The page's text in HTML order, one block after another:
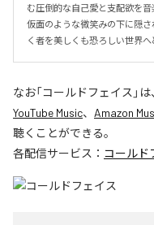
む圧倒的な自己愛と支配欲を音
仮面のような微笑みの下に隠さ
く者を美しくも恐ろしい世界へ
なお「コールドフェイス 」は
YouTube Music、 Amazon
聴くことができる。
各配信サービス： コールド